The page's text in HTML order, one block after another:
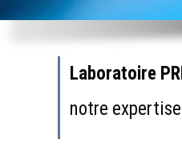
Laboratoire
notre